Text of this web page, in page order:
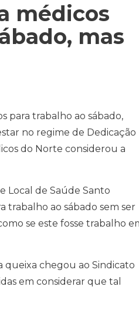
médicos
mas
para trabalho ao sábado,
no regime de Dedicação
do Norte considerou a
Local de Saúde Santo
trabalho ao sábado sem ser
se este fosse trabalho
queixa chegou ao Sindicato
em considerar que tal